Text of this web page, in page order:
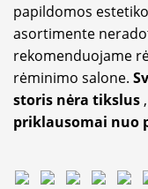
papildomos
asortimente
rekomenduojame
rėminimo salone.
storis nėra tikslus
priklausomai nuo